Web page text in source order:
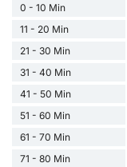
0 - 10 Min
11 - 20 Min
21 - 30 Min
31 - 40 Min
41 - 50 Min
51 - 60 Min
61 - 70 Min
71 - 80 Min